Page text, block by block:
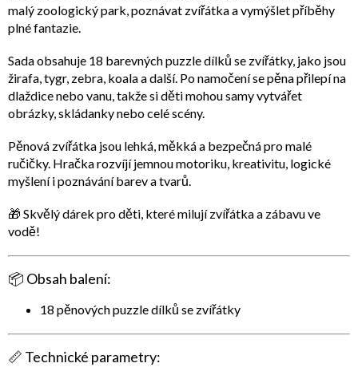
malý zoologický park, poznávat zvířátka a vymýšlet příběhy
plné fantazie.
Sada obsahuje 18 barevných puzzle dílků se zvířátky, jako jsou
žirafa, tygr, zebra, koala a další. Po namočení se pěnapřilepí na
dlaždice nebo vanu, takže si děti mohou samy vytvářet
obrázky, skládanky nebo celé scény.
Pěnová zvířátka jsou lehká, měkká a bezpečná pro malé
ručičky. Hračka rozvíjíjemnou motoriku, kreativitu, logické
myšlení i poznávání barev a tvarů.
🎁 Skvělý dárek pro děti, které milují zvířátka a zábavu ve
vodě!
📦 Obsah balení:
18 pěnových puzzle dílků se zvířátky
📏 Technické parametry: